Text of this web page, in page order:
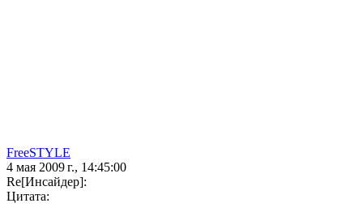
FreeSTYLE
4 мая 2009 г., 14:45:00
Re[Инсайдер]:
Цитата: